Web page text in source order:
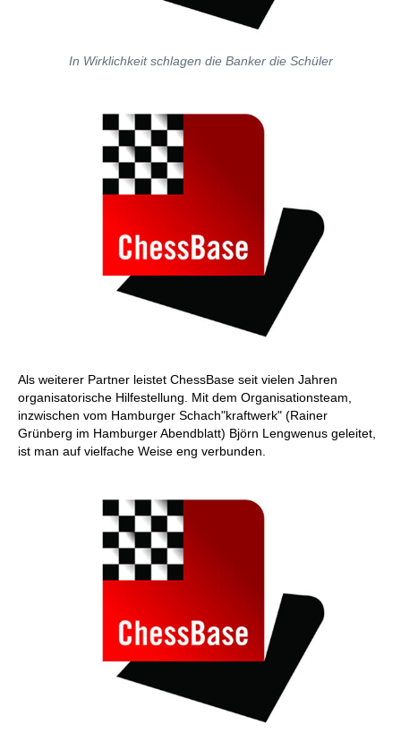
In Wirklichkeit schlagen die Banker die Schüler
Als weiterer Partner leistet ChessBase seit vielen Jahren
organisatorische Hilfestellung. Mit dem Organisationsteam,
inzwischen vom Hamburger Schach"kraftwerk" (Rainer
Grünberg im Hamburger Abendblatt) Björn Lengwenus geleitet,
ist man auf vielfache Weise eng verbunden.